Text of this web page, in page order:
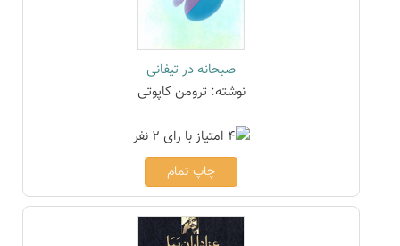
صبحانه در تیفانی
نوشته: ترومن کاپوتی
چاپ تمام